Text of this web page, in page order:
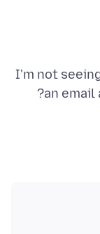
I'm not
an email